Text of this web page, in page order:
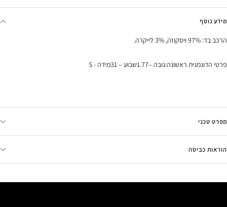
מידע נוסף
הרכב בד: 97% ויסקוזה, 3% לייקרה.
פרטי הדוגמנית ראשונה:גובה –1.77שבוע – 31מידה - S
מפרט טכני
הוראות כביסה